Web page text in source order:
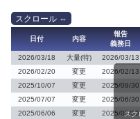
日付 内容
報告
義務日
2026/03/18 大量(特) 2026/03/13
2026/02/20
変更 2026/02/13
2025/10/07
変更 2025/09/30
2025/07/07
変更 2025/06/30
2025/06/06
変更 2025/05/30
ス